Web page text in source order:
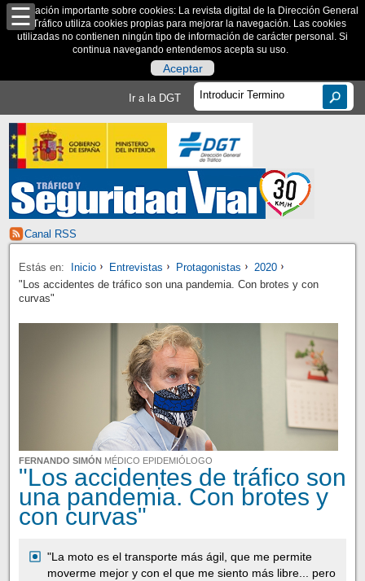
Información importante sobre cookies: La revista digital de la Dirección General
de Tráfico utiliza cookies propias para mejorar la navegación. Las cookies
utilizadas no contienen ningún tipo de información de carácter personal. Si
continua navegando entendemos acepta su uso.
Aceptar
Ir a la DGT
Canal RSS
Estás en: Inicio Entrevistas Protagonistas
2020
"Los accidentes de tráfico son una pandemia. Con brotes y con
curvas"
FERNANDO SIMÓNMÉDICO EPIDEMIÓLOGO
"Los accidentes de tráfico son
una pandemia. Con brotes y
con curvas"
"La moto es el transporte más ágil, que me permite
moverme mejor y con el que me siento más libre... pero